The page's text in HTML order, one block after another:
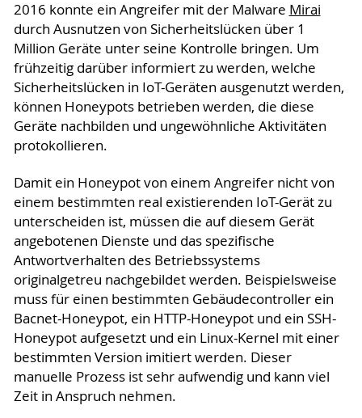
2016 konnte ein Angreifer mit der Malware Mirai
durch Ausnutzen von Sicherheitslücken über 1
Million Geräte unter seine Kontrolle bringen. Um
frühzeitig darüber informiert zu werden, welche
Sicherheitslücken in IoT-Geräten ausgenutzt werden,
können Honeypots betrieben werden, die diese
Geräte nachbilden und ungewöhnliche Aktivitäten
protokollieren.
Damit ein Honeypot von einem Angreifer nicht von
einem bestimmten real existierenden IoT-Gerät zu
unterscheiden ist, müssen die auf diesem Gerät
angebotenen Dienste und das spezifische
Antwortverhalten des Betriebssystems
originalgetreu nachgebildet werden. Beispielsweise
muss für einen bestimmten Gebäudecontroller ein
Bacnet-Honeypot, ein HTTP-Honeypot und ein SSH-
Honeypot aufgesetzt und ein Linux-Kernel mit einer
bestimmten Version imitiert werden. Dieser
manuelle Prozess ist sehr aufwendig und kann viel
Zeit in Anspruch nehmen.